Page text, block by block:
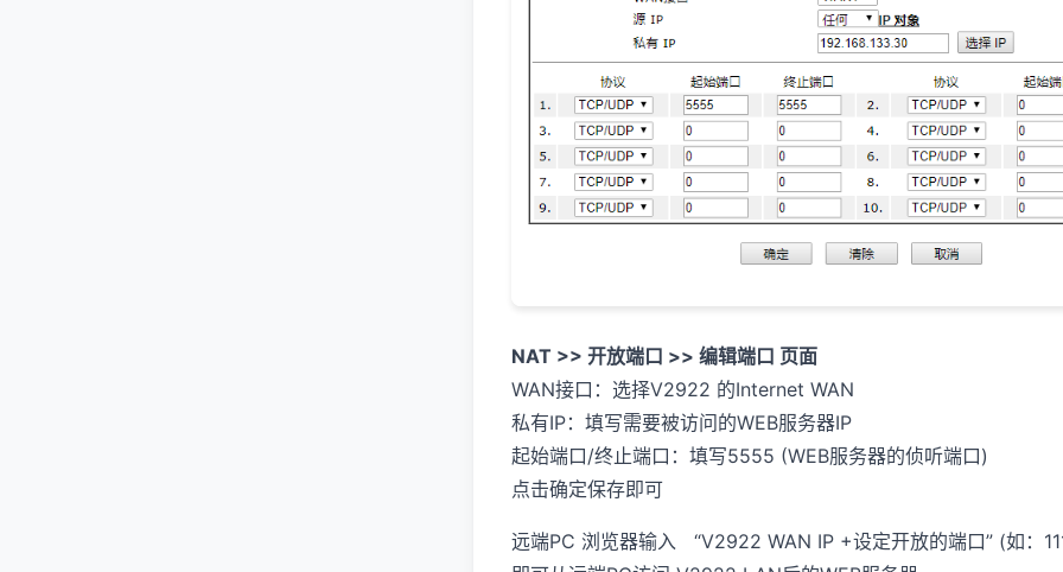
NAT >> 开放端口 >> 编辑端口 页面
WAN接口：选择V2922 的Internet WAN
私有IP：填写需要被访问的WEB服务器IP
起始端口/终止端口：填写5555 (WEB服务器的侦听端口)
点击确定保存即可
远端PC 浏览器输入 “V2922 WAN IP +设定开放的端口” (如：